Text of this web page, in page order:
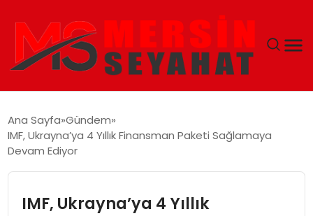
EKONOMI
Ana Sayfa Gündem
IMF, Ukrayna’ya 4 Yıllık Finansman Paketi Sağlamaya
Devam Ediyor
IMF, Ukrayna’ya 4 Yıllık